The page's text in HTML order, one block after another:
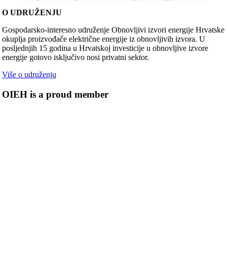
O UDRUŽENJU
Gospodarsko-interesno udruženje Obnovljivi izvori energije Hrvatske
okuplja proizvođače električne energije iz obnovljivih izvora. U
posljednjih 15 godina u Hrvatskoj investicije u obnovljive izvore
energije gotovo isključivo nosi privatni sektor.
Više o udruženju
OIEH is a proud member